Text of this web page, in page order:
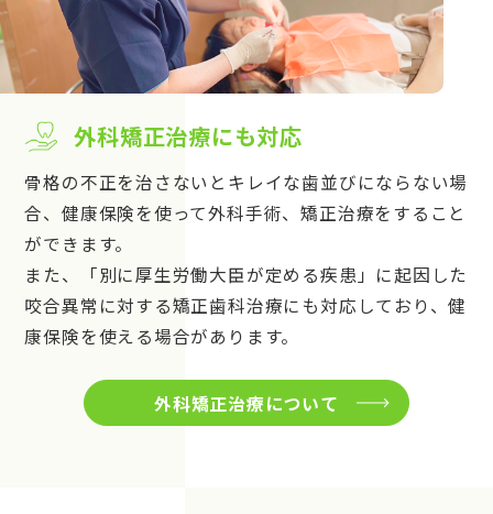
外科矯正治療にも対応
骨格の不正を治さないとキレイな歯並びにならない場
合、健康保険を使って外科手術、矯正治療をすること
ができます。
また、「別に厚生労働大臣が定める疾患」に起因した
咬合異常に対する矯正歯科治療にも対応しており、健
康保険を使える場合があります。
外科矯正治療について